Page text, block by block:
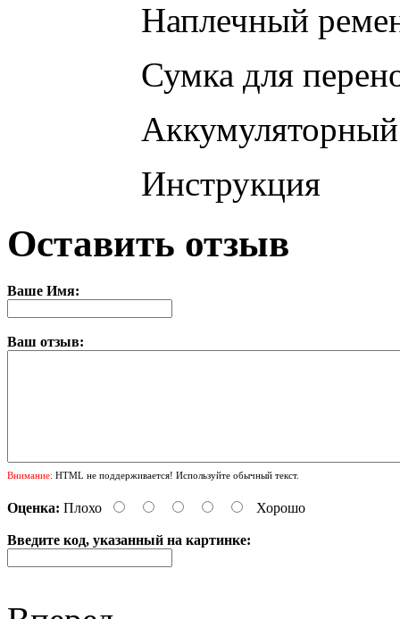
Наплечный
Сумка для
Аккумуляторный
Инструкция
Оставить отзыв
Ваше Имя:
Ваш отзыв:
Внимание: HTML не поддерживается! Используйте обычный текст.
Оценка: Плохо Хорошо
Введите код, указанный на картинке: